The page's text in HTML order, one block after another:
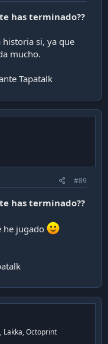
has terminado??
si, ya que
mucho.
Tapatalk
#89
has terminado??
he jugado
Lakka, Octoprint